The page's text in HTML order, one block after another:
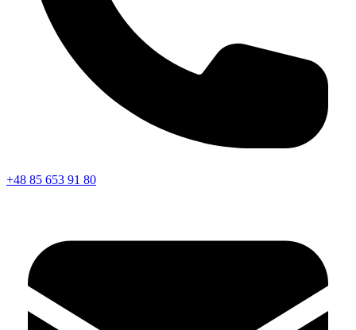
+48 85 653 91 80